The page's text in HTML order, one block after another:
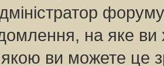
на яке ви
якою ви можете це